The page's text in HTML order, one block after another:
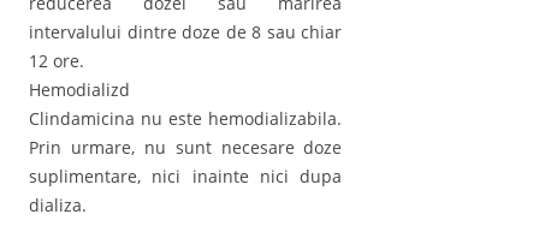
intervalului dintre doze de 8 sau chiar
12 ore.
Hemodializd
Clindamicina nu este hemodializabila.
Prin urmare, nu sunt necesare doze
suplimentare, nici inainte nici dupa
dializa.